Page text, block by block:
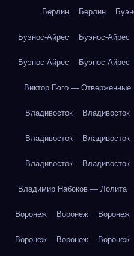
Берлин Берлин
Буэнос-Айрес Буэнос-Айрес
Буэнос-Айрес Буэнос-Айрес
Виктор Гюго — Отверженные
Владивосток Владивосток
Владивосток Владивосток
Владивосток Владивосток
Владимир Набоков — Лолита
Воронеж Воронеж Воронеж
Воронеж Воронеж Воронеж